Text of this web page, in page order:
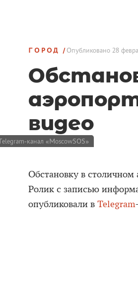
ГОРОД Опубликовано 28
видео
канал «MoscowSOS»
Обстановку в столичном
Ролик с записью
опубликовали в Telegram